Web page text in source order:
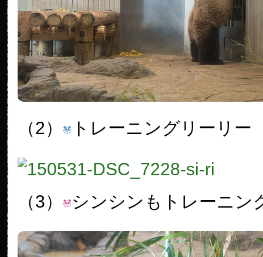
（2） トレーニングリーリー
（3） シンシンもトレーニン